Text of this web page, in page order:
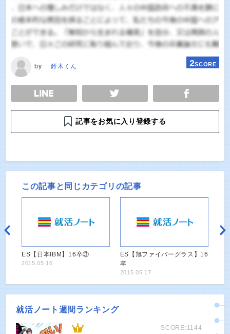
by 鈴木くん 2SCORE
TWEET
記事をお気に入り登録する
この記事と同じカテゴリの記事
ES【日本IBM】16卒③
2015.05.16
ES【旭ファイバーグラス】16
卒
2015.05.17
就活ノート週間ランキング
SCORE:1144